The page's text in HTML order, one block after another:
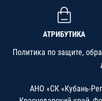
АТРИБУТИКА
Политика по защите,
АНО «СК «Кубань-